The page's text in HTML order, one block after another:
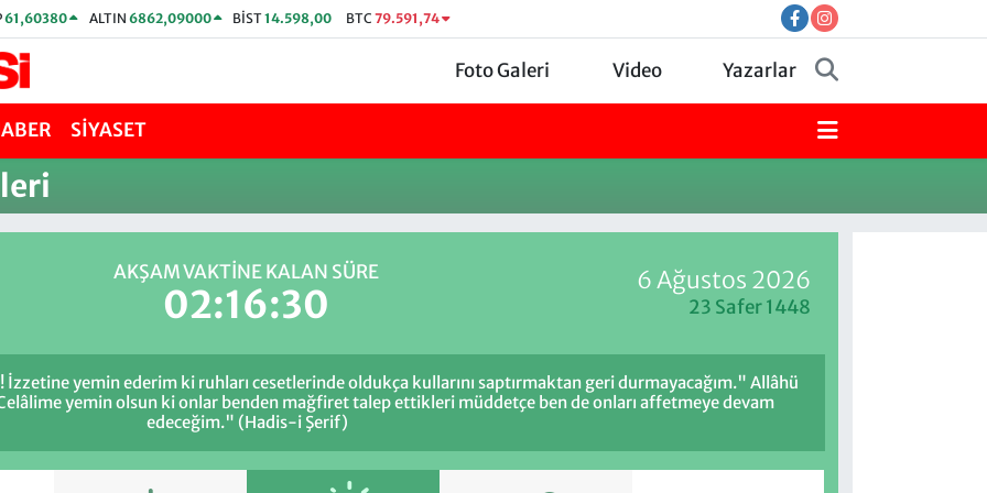
61,60380 ALTIN 6862,09000 BİST14.598,00 BTC 79.591,74
Foto Galeri Video Yazarlar
SİYASET
AKŞAM VAKTİNE KALAN SÜRE
02:16:30
6 Ağustos 2026
23 Safer 1448
yemin ederim ki ruhları cesetlerinde oldukça kullarını saptırmaktan geri durmayacağım." Allâhü
yemin olsun ki onlar benden mağfiret talep ettikleri müddetçe ben de onları affetmeye devam
edeceğim." (Hadis-i Şerif)